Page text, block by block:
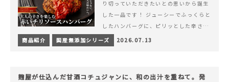
り切っていただきたいとの思いから誕生
した一品です！ ジューシーでふっくらと
したハンバーグに、ピリッとした辛さと
コク深い旨みが楽しめる特製チリソース
&hellip; 続きを読む ピリッと刺激のあ
商品紹介 国産無添加シリーズ 2026.07.13
麹屋が仕込んだ甘酒コチュジャンに、和の出汁を重ねて。発